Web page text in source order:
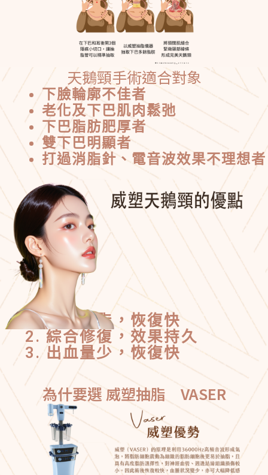
天鵝頸手術適合對象
下臉輪廓不佳者
老化及下巴肌肉鬆弛
下巴脂肪肥厚者
雙下巴明顯者
打過消脂針、電音波效果不理想者
精確去脂，恢復快
綜合修復，效果持久
出血量少，恢復快
為什要選 威塑抽脂 VASER